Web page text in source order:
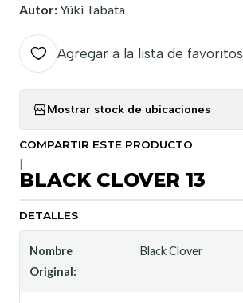
Autor:Yûki Tabata
Agregar a la lista de favoritos
Mostrar stock de ubicaciones
COMPARTIR ESTE PRODUCTO
BLACK CLOVER 13
DETALLES
Nombre
Original:
Black Clover